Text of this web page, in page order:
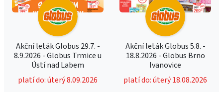
Akční leták Globus 29.7. -
8.9.2026 - Globus Trmice u
Ústí nad Labem
platí do: úterý 8.09.2026
Akční leták Globus 5.8. -
18.8.2026 - Globus Brno
Ivanovice
platí do: úterý 18.08.2026